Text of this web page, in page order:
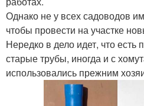
Однако не у всех садоводов
чтобы провести на участке
Нередко в дело идет, что есть
старые трубы, иногда и с
использовались прежним